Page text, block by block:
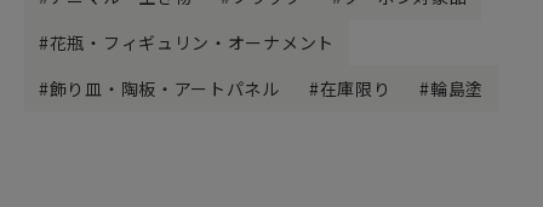
花瓶・フィギュリン・オーナメント
飾り皿・陶板・アートパネル
在庫限り 輪島塗